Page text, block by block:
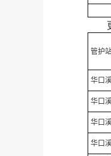
管护
华口
华口
华口
华口